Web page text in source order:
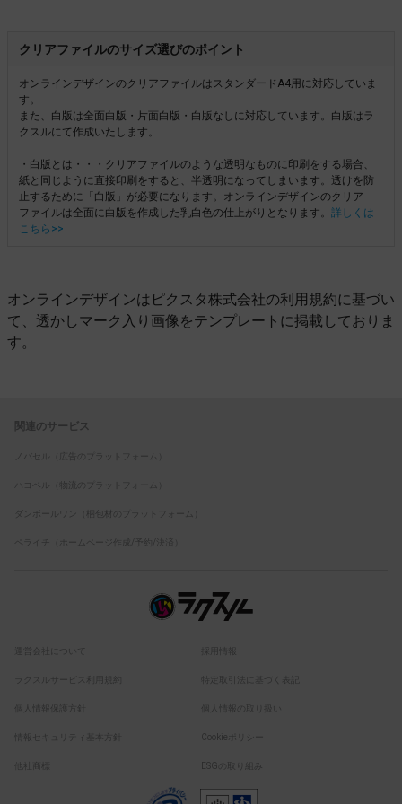
クリアファイルのサイズ選びのポイント
オンラインデザインのクリアファイルはスタンダードA4用に対応していま
す。
また、白版は全面白版・片面白版・白版なしに対応しています。白版はラ
クスルにて作成いたします。
・白版とは・・・クリアファイルのような透明なものに印刷をする場合、
紙と同じように直接印刷をすると、半透明になってしまいます。透けを防
止するために「白版」が必要になります。オンラインデザインのクリア
ファイルは全面に白版を作成した乳白色の仕上がりとなります。 詳しくは
こちら>>
オンラインデザインはピクスタ株式会社の利用規約に基づい
て、透かしマーク入り画像をテンプレートに掲載しておりま
す。
関連のサービス
ハコベル（物流のプラットフォーム）
ペライチ（ホームページ作成/予約/決済）
採用情報
特定取引法に基づく表記
個人情報保護方針 個人情報の取り扱い
情報セキュリティ基本方針 Cookieポリシー
他社商標 ESGの取り組み